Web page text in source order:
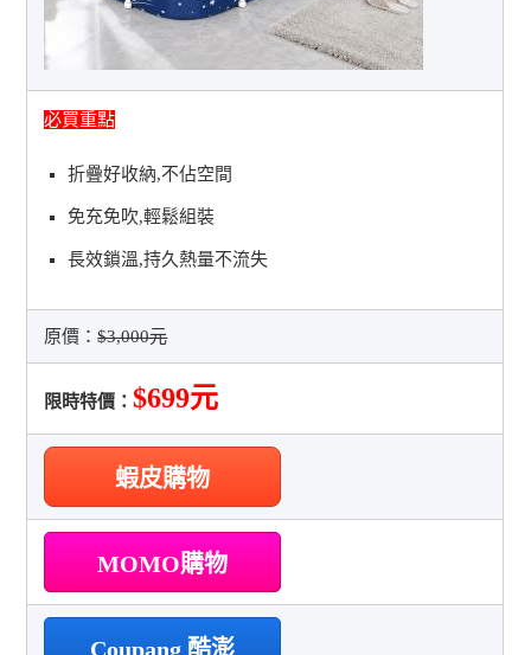
必買重點
折疊好收納,不佔空間
免充免吹,輕鬆組裝
長效鎖溫,持久熱量不流失
原價：$3,000元
限時特價：$699元
蝦皮購物
MOMO購物
Coupang 酷澎